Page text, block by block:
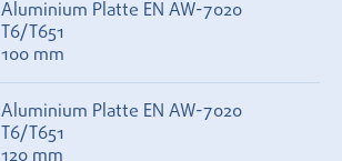
Aluminium Platte EN AW-7020
T6/T651
100 mm
Aluminium Platte EN AW-7020
T6/T651
120 mm